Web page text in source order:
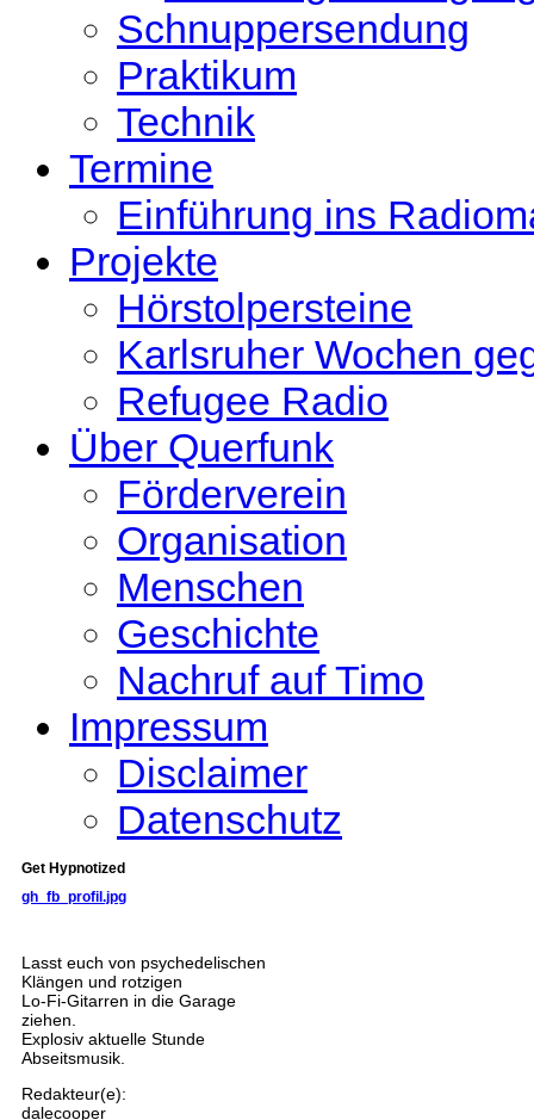
Schnuppersendung
Praktikum
Technik
Termine
Einführung ins
Projekte
Hörstolpersteine
Karlsruher Wochen
Refugee Radio
Über Querfunk
Förderverein
Organisation
Menschen
Geschichte
Nachruf auf Timo
Impressum
Disclaimer
Datenschutz
Get Hypnotized
gh_fb_profil.jpg
Lasst euch von psychedelischen
Klängen und rotzigen
Lo-Fi-Gitarren in die Garage
ziehen.
Explosiv aktuelle Stunde
Abseitsmusik.
Redakteur(e):
dalecooper